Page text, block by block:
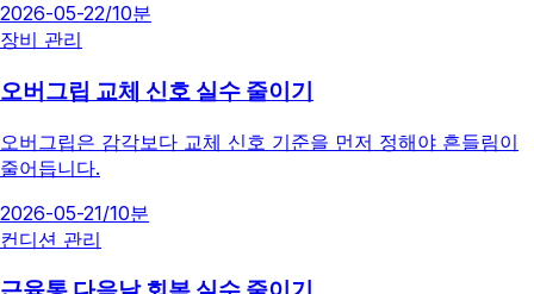
2026-05-22/10분
장비 관리
오버그립 교체 신호 실수 줄이기
오버그립은 감각보다 교체 신호 기준을 먼저 정해야 흔들림이
줄어듭니다.
2026-05-21/10분
컨디션 관리